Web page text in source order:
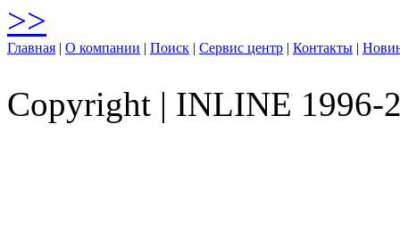
>>
Главная | О компании | Поиск | Сервис центр | Контакты |
Copyright | INLINE 1996-